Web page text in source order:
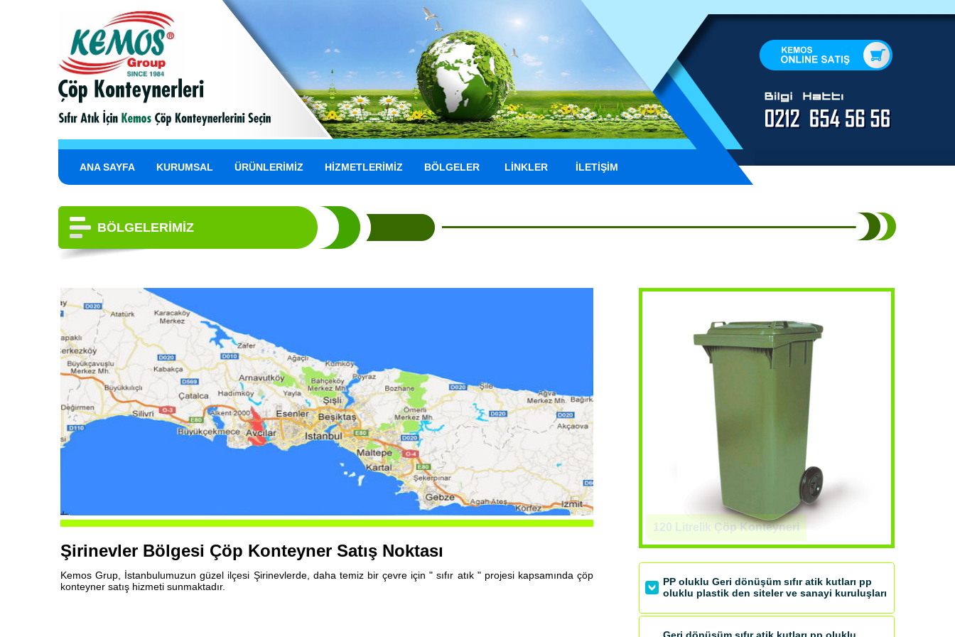
ANA SAYFA KURUMSAL ÜRÜNLERİMİZ HİZMETLERİMİZ BÖLGELER LİNKLER İLETİŞİM
BÖLGELERİMİZ
Şirinevler Bölgesi Çöp Konteyner Satış Noktası
Kemos Grup, İstanbulumuzun güzel ilçesi Şirinevlerde, daha temiz bir çevre için " sıfır atık " projesi kapsamında çöp
konteyner satış hizmeti sunmaktadır.
140 Litrelik Çöp Konteyneri
PP oluklu Geri dönüşüm sıfır atik kutları pp
oluklu plastik den siteler ve sanayi kuruluşları